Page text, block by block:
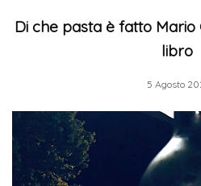
Di che pasta è fatto Mario
libro
5 Agosto